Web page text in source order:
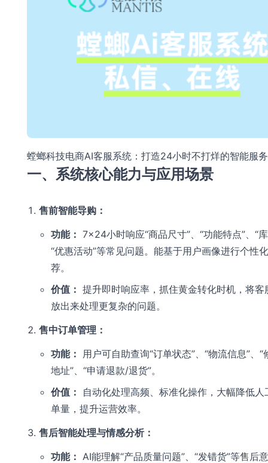
螳螂科技电商AI客服系统：打造24小时不打烊的智能服
一、系统核心能力与应用场景
售前智能导购：
功能： 7×24小时响应“商品尺寸”、“功能特点”、“
“优惠活动”等常见问题。能基于用户画像进行个性
荐。
价值： 提升即时响应率，抓住黄金转化时机，将客
放出来处理更复杂的问题。
售中订单管理：
功能：
用户可自助查询“订单状态”、“物流信息”、“
地址”、“申请退款/退货”。
价值：
自动化处理高频、标准化操作，大幅降低人
单量，提升运营效率。
售后智能处理与情感分析：
功能： AI能理解“产品质量问题”、“发错货”等售后